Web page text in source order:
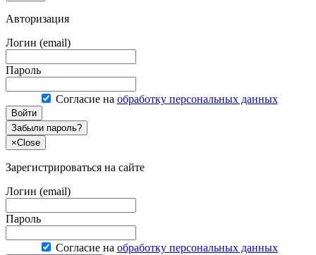
Авторизация
Логин (email)
Пароль
Согласие на обработку персональных данных
Войти
Забыли пароль?
×Close
Зарегистрироваться на сайте
Логин (email)
Пароль
Согласие на обработку персональных данных